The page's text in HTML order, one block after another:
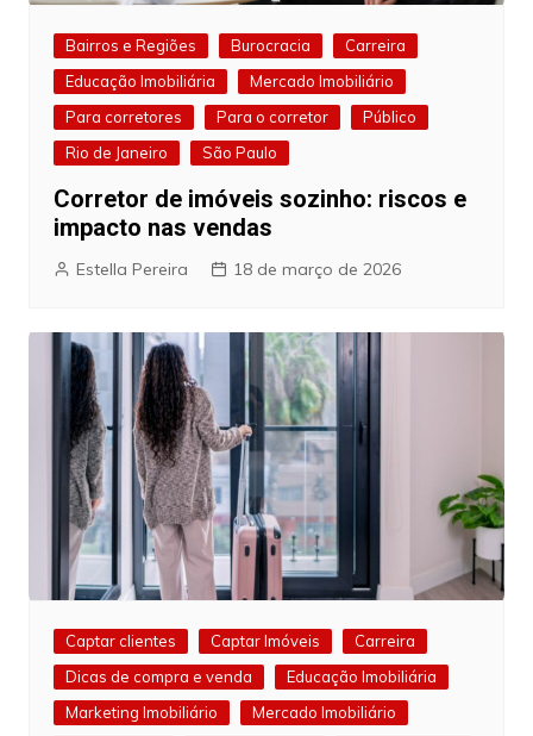
Bairros e Regiões Burocracia
Carreira
Educação Imobiliária
Mercado Imobiliário
Para corretores
Para o corretor
Público
Rio de Janeiro
São Paulo
Corretor de imóveis sozinho: riscos e
impacto nas vendas
Estella Pereira 18 de março de 2026
Captar clientes Captar Imóveis
Carreira
Dicas de compra e venda
Educação Imobiliária
Marketing Imobiliário
Mercado Imobiliário